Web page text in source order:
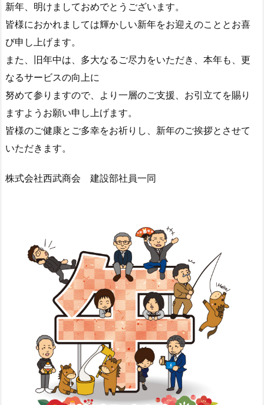
新年、明けましておめでとうございます。
皆様におかれましては輝かしい新年をお迎えのこととお喜
び申し上げます。
また、旧年中は、多大なるご尽力をいただき、本年も、更
なるサービスの向上に
努めて参りますので、より一層のご支援、お引立てを賜り
ますようお願い申し上げます。
皆様のご健康とご多幸をお祈りし、新年のご挨拶とさせて
いただきます。
株式会社西武商会 建設部社員一同